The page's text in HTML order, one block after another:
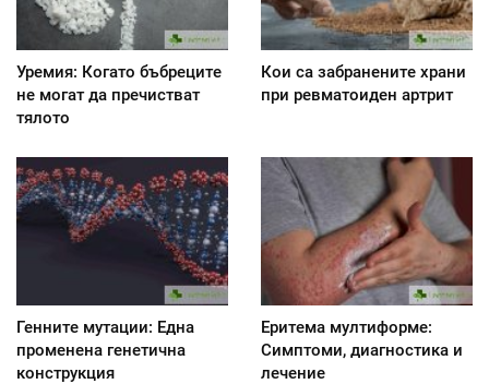
Уремия: Когато бъбреците
не могат да пречистват
тялото
Кои са забранените храни
при ревматоиден артрит
Генните мутации: Една
променена генетична
конструкция
Еритема мултиформе:
Симптоми, диагностика и
лечение